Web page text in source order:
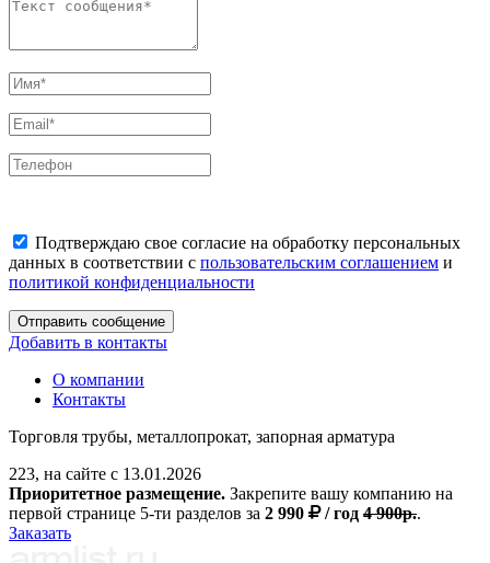
Подтверждаю свое согласие на обработку персональных
данных в соответствии с пользовательским соглашением и
политикой конфиденциальности
Отправить сообщение
Добавить в контакты
О компании
Контакты
Торговля трубы, металлопрокат, запорная арматура
223, на сайте с 13.01.2026
Приоритетное размещение. Закрепите вашу компанию на
первой странице 5-ти разделов за 2 990 / год 4 900р..
Заказать